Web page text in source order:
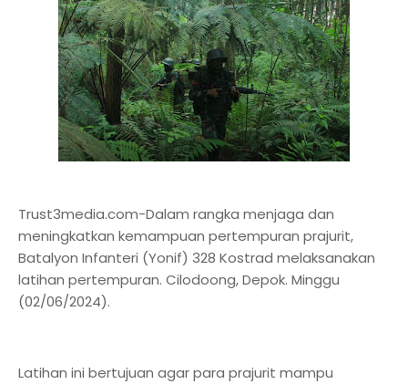
Trust3media.com-Dalam rangka menjaga dan
meningkatkan kemampuan pertempuran prajurit,
Batalyon Infanteri (Yonif) 328 Kostrad melaksanakan
latihan pertempuran. Cilodoong, Depok. Minggu
(02/06/2024).
Latihan ini bertujuan agar para prajurit mampu